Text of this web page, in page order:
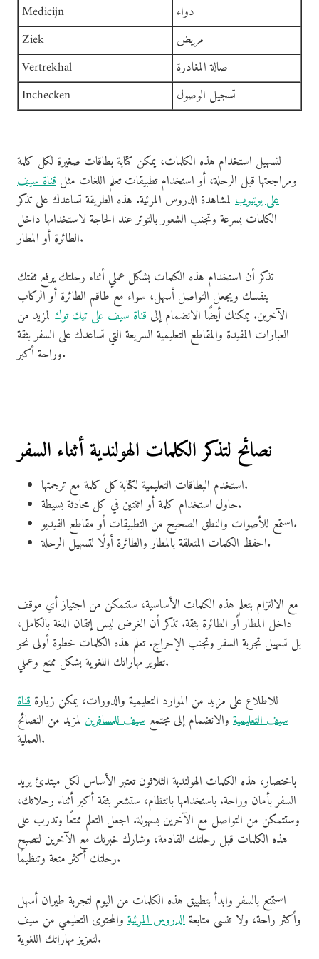
Medicijn
دواء
Ziek
مريض
Vertrekhal
صالة المغادرة
Inchecken
تسجيل الوصول
لتسهيل استخدام هذه الكلمات، يمكن كتابة بطاقات صغيرة لكل كلمة
ومراجعتها قبل الرحلة، أو استخدام تطبيقات تعلم اللغات مثل قناة سيف
على يوتيوب لمشاهدة الدروس المرئية. هذه الطريقة تساعدك على تذكر
الكلمات بسرعة وتجنب الشعور بالتوتر عند الحاجة لاستخدامها داخل
الطائرة أو المطار.
تذكر أن استخدام هذه الكلمات بشكل عملي أثناء رحلتك يرفع ثقتك
بنفسك ويجعل التواصل أسهل، سواء مع طاقم الطائرة أو الركاب
الآخرين. يمكنك أيضًا الانضمام إلى قناة سيف على تيك توك لمزيد من
العبارات المفيدة والمقاطع التعليمية السريعة التي تساعدك على السفر بثقة
وراحة أكبر.
نصائح لتذكر الكلمات الهولندية أثناء السفر
استخدم البطاقات التعليمية لكتابة كل كلمة مع ترجمتها.
حاول استخدام كلمة أو اثنتين في كل محادثة بسيطة.
استمع للأصوات والنطق الصحيح من التطبيقات أو مقاطع الفيديو.
احفظ الكلمات المتعلقة بالمطار والطائرة أولًا لتسهيل الرحلة.
مع الالتزام بتعلم هذه الكلمات الأساسية، ستتمكن من اجتياز أي موقف
داخل المطار أو الطائرة بثقة. تذكر أن الغرض ليس إتقان اللغة بالكامل،
بل تسهيل تجربة السفر وتجنب الإحراج. تعلم هذه الكلمات خطوة أولى نحو
تطوير مهاراتك اللغوية بشكل ممتع وعملي.
للاطلاع على مزيد من الموارد التعليمية والدورات، يمكن زيارة قناة
سيف التعليمية والانضمام إلى مجتمع سيف للمسافرين لمزيد من النصائح
العملية.
باختصار، هذه الكلمات الهولندية الثلاثون تعتبر الأساس لكل مبتدئ يريد
السفر بأمان وراحة. باستخدامها بانتظام، ستشعر بثقة أكبر أثناء رحلاتك،
وستتمكن من التواصل مع الآخرين بسهولة. اجعل التعلم ممتعًا وتدرب على
هذه الكلمات قبل رحلتك القادمة، وشارك خبرتك مع الآخرين لتصبح
رحلتك أكثر متعة وتنظيمًا.
استمتع بالسفر وابدأ بتطبيق هذه الكلمات من اليوم لتجربة طيران أسهل
وأكثر راحة، ولا تنسى متابعةالدروس المرئية والمحتوى التعليمي من سيف
لتعزيز مهاراتك اللغوية.